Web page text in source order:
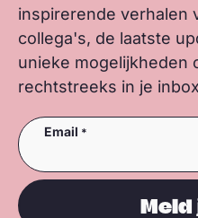
inspirerende verhalen
collega's, de laatste
unieke mogelijkheden
rechtstreeks in je
Email
Meld